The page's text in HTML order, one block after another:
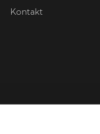
Kontakt